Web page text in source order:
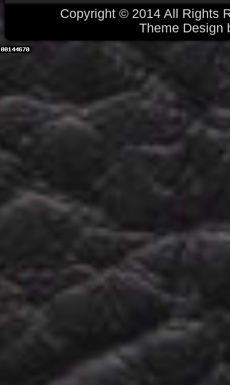
Copyright © 2014 All Rights
Theme Design